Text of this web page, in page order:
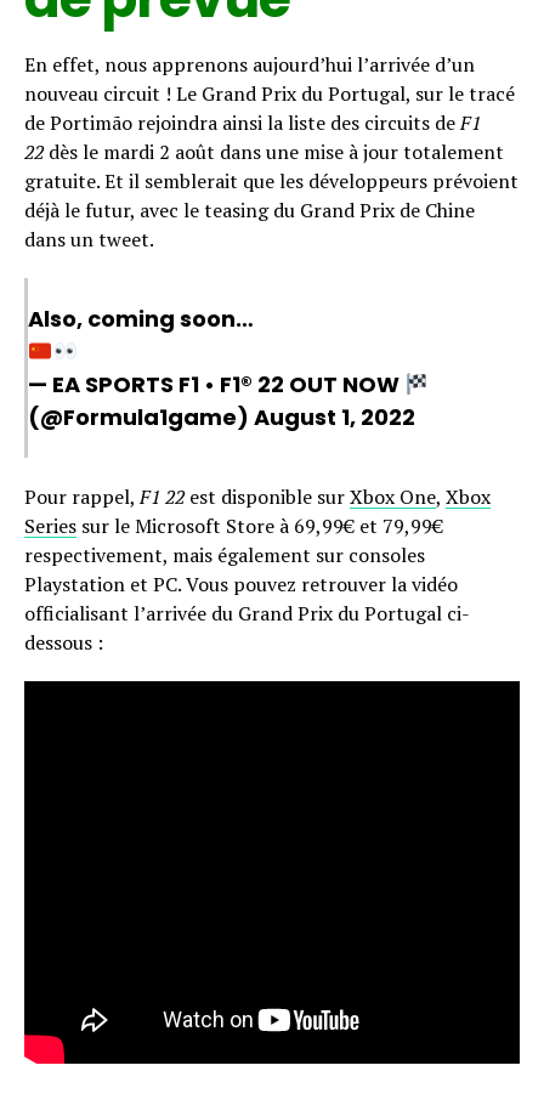
En effet, nous apprenons aujourd’hui l’arrivée d’un
nouveau circuit ! Le Grand Prix du Portugal, sur le tracé
de Portimão rejoindra ainsi la liste des circuits deF1
22dès le mardi 2 août dans une mise à jour totalement
gratuite. Et il semblerait que les développeurs prévoient
déjà le futur, avec le teasing du Grand Prix de Chine
dans un tweet.
Also, coming soon…
— EA SPORTS F1 • F1® 22 OUT NOW
(@Formula1game) August 1, 2022
Pour rappel,F1 22est disponible surXbox One, Xbox
Series sur le Microsoft Store à 69,99€ et 79,99€
respectivement, mais également sur consoles
Playstation et PC. Vous pouvez retrouver la vidéo
officialisant l’arrivée du Grand Prix du Portugal ci-
dessous :